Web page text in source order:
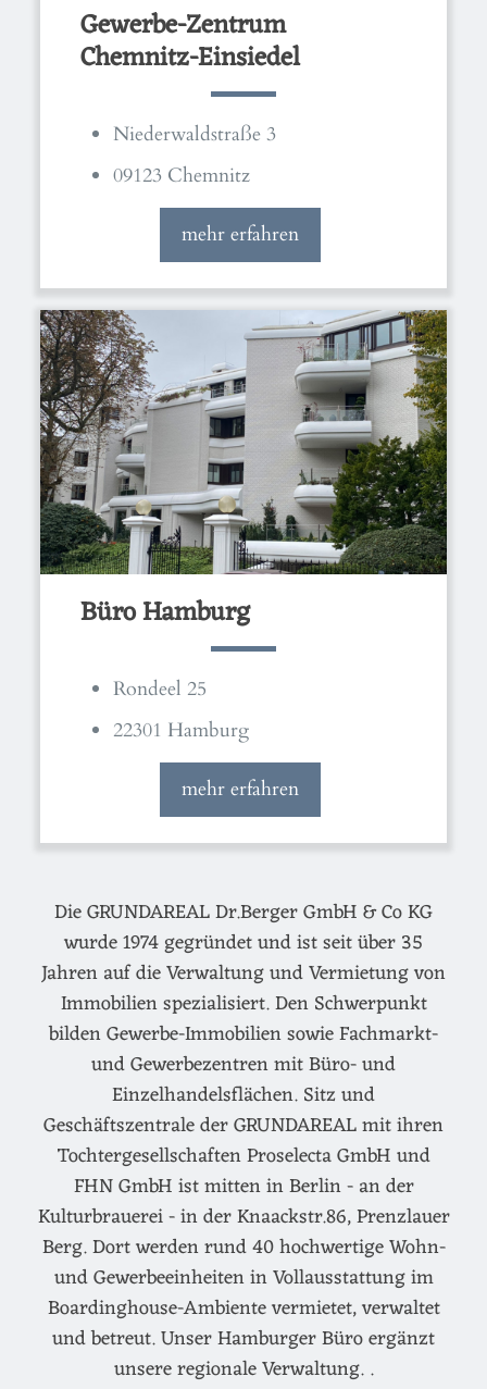
Gewerbe-Zentrum
Chemnitz-Einsiedel
Niederwaldstraße 3
09123 Chemnitz
mehr erfahren
Büro Hamburg
Rondeel 25
22301 Hamburg
mehr erfahren
Die GRUNDAREAL Dr.Berger GmbH & Co KG
wurde 1974 gegründet und ist seit über 35
Jahren auf die Verwaltung und Vermietung von
Immobilien spezialisiert. Den Schwerpunkt
bilden Gewerbe-Immobilien sowie Fachmarkt-
und Gewerbezentren mit Büro- und
Einzelhandelsflächen. Sitz und
Geschäftszentrale der GRUNDAREAL mit ihren
Tochtergesellschaften Proselecta GmbH und
FHN GmbH ist mitten in Berlin - an der
Kulturbrauerei - in der Knaackstr.86, Prenzlauer
Berg. Dort werden rund 40 hochwertige Wohn-
und Gewerbeeinheiten in Vollausstattung im
Boardinghouse-Ambiente vermietet, verwaltet
und betreut. Unser Hamburger Büro ergänzt
unsere regionale Verwaltung. .